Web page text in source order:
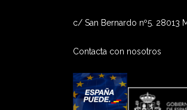
c/ San Bernardo nº5. 28013
Contacta con nosotros